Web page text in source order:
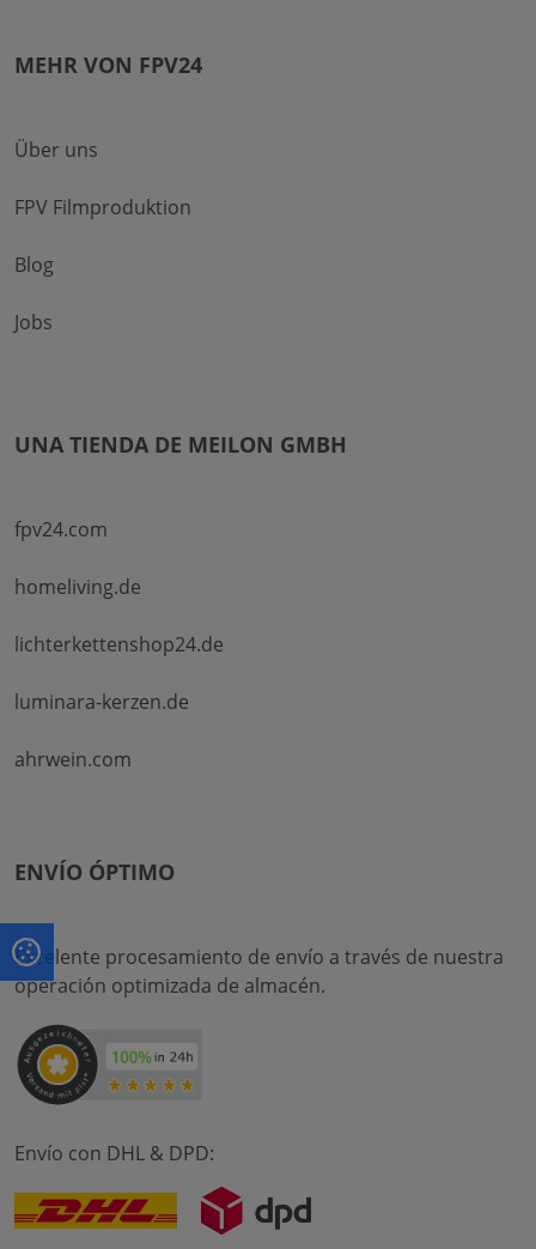
MEHR VON FPV24
Über uns
FPV Filmproduktion
Blog
Jobs
UNA TIENDA DE MEILON GMBH
fpv24.com
homeliving.de
lichterkettenshop24.de
luminara-kerzen.de
ahrwein.com
ENVÍO ÓPTIMO
Excelente procesamiento de envío a través de nuestra
operación optimizada de almacén.
Envío con DHL & DPD: